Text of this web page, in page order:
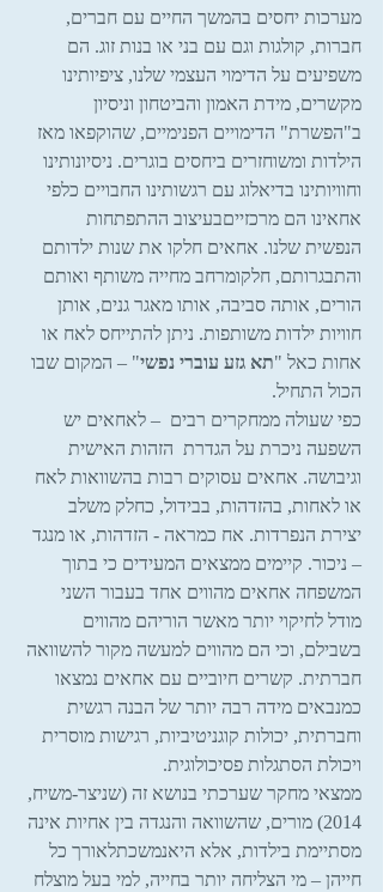
מערכות יחסים בהמשך החיים עם חברים,
חברות, קולגות וגם עם בני או בנות זוג. הם
משפיעים על הדימוי העצמי שלנו, ציפיותינו
מקשרים, מידת האמון והביטחון וניסיון
ב"הפשרת" הדימויים הפנימיים, שהוקפאו מאז
הילדות ומשוחזרים ביחסים בוגרים. ניסיונותינו
וחוויותינו בדיאלוג עם רגשותינו החבויים כלפי
אחאינו הם מרכזייםבעיצוב ההתפתחות
הנפשית שלנו. אחאים חלקו את שנות ילדותם
והתבגרותם, חלקומרחב מחייה משותף ואותם
הורים, אותה סביבה, אותו מאגר גנים, אותן
חוויות ילדות משותפות. ניתן להתייחס לאח או
אחות כאל "תא גזע עוברי נפשי" – המקום שבו
הכול התחיל.
כפי שעולה ממחקרים רבים  – לאחאים יש
השפעה ניכרת על הגדרת  הזהות האישית
וגיבושה. אחאים עסוקים רבות בהשוואות לאח
או לאחות, בהזדהות, בבידול, כחלק משלב
יצירת הנפרדות. אח כמראה - הזדהות, או מנגד
– ניכור. קיימים ממצאים המעידים כי בתוך
המשפחה אחאים מהווים אחד בעבור השני
מודל לחיקוי יותר מאשר הוריהם מהווים
בשבילם, וכי הם מהווים למעשה מקור להשוואה
חברתית. קשרים חיוביים עם אחאים נמצאו
כמנבאים מידה רבה יותר של הבנה רגשית
וחברתית, יכולות קוגניטיביות, רגישות מוסרית
ויכולת הסתגלות פסיכולוגית.
ממצאי מחקר שערכתי בנושא זה (שניצר-משיח,
2014) מורים, שהשוואה והנגדה בין אחיות אינה
מסתיימת בילדות, אלא היאנמשכתלאורך כל
חייהן – מי הצליחה יותר בחייה, למי בעל מוצלח